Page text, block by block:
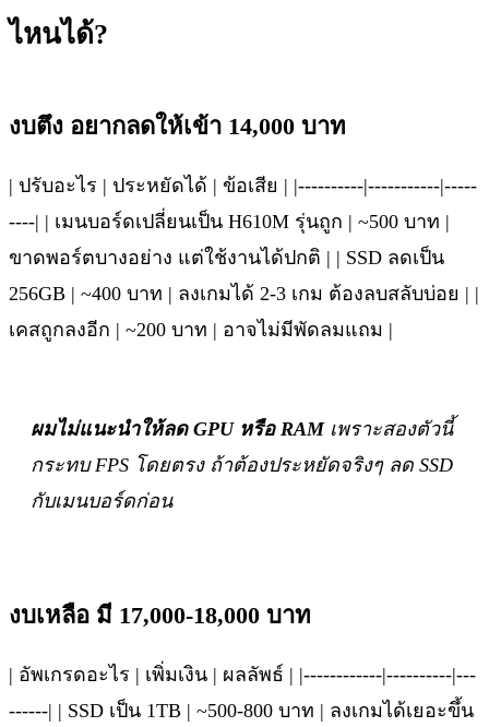
ไหนได้?
งบตึง อยากลดให้เข้า 14,000 บาท
| ปรับอะไร | ประหยัดได้ | ข้อเสีย | |----------|-----------|-----
----| | เมนบอร์ดเปลี่ยนเป็น H610M รุ่นถูก | ~500 บาท |
ขาดพอร์ตบางอย่าง แต่ใช้งานได้ปกติ | | SSD ลดเป็น
256GB | ~400 บาท | ลงเกมได้ 2-3 เกม ต้องลบสลับบ่อย | |
เคสถูกลงอีก | ~200 บาท | อาจไม่มีพัดลมแถม |
ผมไม่แนะนำให้ลด GPU หรือ RAMเพราะสองตัวนี้
กระทบ FPS โดยตรง ถ้าต้องประหยัดจริงๆ ลด SSD
กับเมนบอร์ดก่อน
งบเหลือ มี 17,000-18,000 บาท
| อัพเกรดอะไร | เพิ่มเงิน | ผลลัพธ์ | |------------|----------|---
------| | SSD เป็น 1TB | ~500-800 บาท | ลงเกมได้เยอะขึ้น